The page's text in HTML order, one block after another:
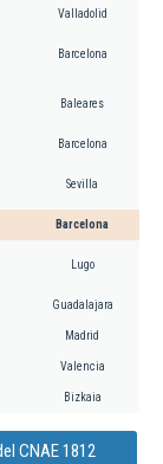
Valladolid
Barcelona
Baleares
Barcelona
Sevilla
Barcelona
Lugo
Guadalajara
Madrid
Valencia
Bizkaia
CNAE 1812